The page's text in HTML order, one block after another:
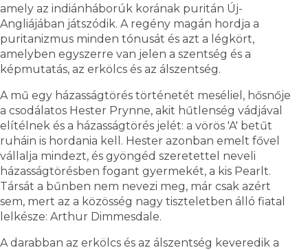
amely az indiánháborúk korának puritán Új-
Angliájában játszódik. A regény magán hordja a
puritanizmus minden tónusát és azt a légkört,
amelyben egyszerre van jelen a szentség és a
képmutatás, az erkölcs és az álszentség.
A mű egy házasságtörés történetét meséliel, hősnője
a csodálatos Hester Prynne, akit hűtlenség vádjával
elítélnek és a házasságtörés jelét: a vörös 'A' betűt
ruháin is hordania kell. Hester azonban emelt fővel
vállalja mindezt, és gyöngéd szeretettel neveli
házasságtörésben fogant gyermekét, a kis Pearlt.
Társát a bűnben nem nevezi meg, már csak azért
sem, mert az a közösség nagy tiszteletben álló fiatal
lelkésze: Arthur Dimmesdale.
A darabban az erkölcs és az álszentség keveredik a